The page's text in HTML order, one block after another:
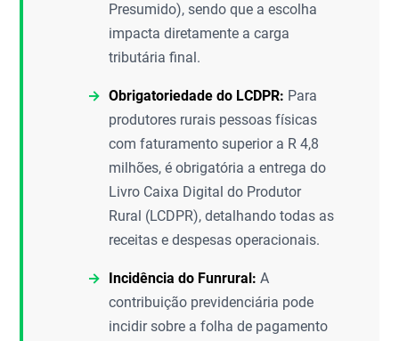
Presumido), sendo que a escolha
impacta diretamente a carga
tributária final.
Obrigatoriedade do LCDPR: Para
produtores rurais pessoas físicas
com faturamento superior a R 4,8
milhões, é obrigatória a entrega do
Livro Caixa Digital do Produtor
Rural (LCDPR), detalhando todas as
receitas e despesas operacionais.
Incidência do Funrural: A
contribuição previdenciária pode
incidir sobre a folha de pagamento